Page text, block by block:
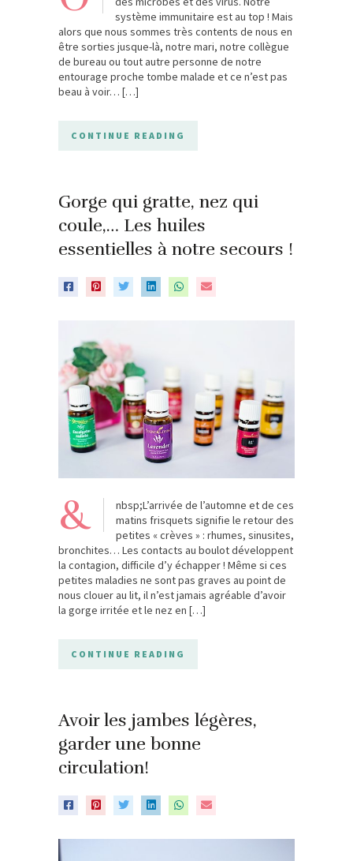
système immunitaire est au top ! Mais
alors que nous sommes très contents de nous en
être sorties jusque-là, notre mari, notre collègue
de bureau ou tout autre personne de notre
entourage proche tombe malade et ce n’est pas
beau à voir… […]
CONTINUE READING
Gorge qui gratte, nez qui
coule,… Les huiles
essentielles à notre secours !
&
nbsp;L’arrivée de l’automne et de ces
matins frisquets signifie le retour des
petites « crèves » : rhumes, sinusites,
bronchites… Les contacts au boulot développent
la contagion, difficile d’y échapper ! Même si ces
petites maladies ne sont pas graves au point de
nous clouer au lit, il n’est jamais agréable d’avoir
la gorge irritée et le nez en […]
CONTINUE READING
Avoir les jambes légères,
garder une bonne
circulation!